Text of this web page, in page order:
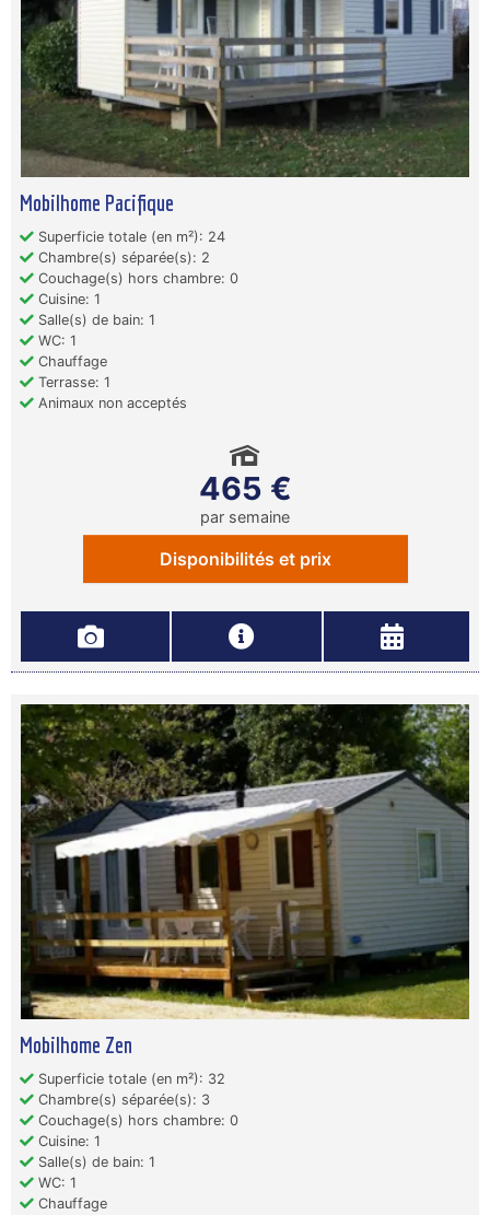
Mobilhome Pacifique
Superficie totale (en m²): 24
Chambre(s) séparée(s): 2
Couchage(s) hors chambre: 0
Cuisine: 1
Salle(s) de bain: 1
WC: 1
Chauffage
Terrasse: 1
Animaux non acceptés
465 €
par semaine
Disponibilités et prix
Mobilhome Zen
Superficie totale (en m²): 32
Chambre(s) séparée(s): 3
Couchage(s) hors chambre: 0
Cuisine: 1
Salle(s) de bain: 1
WC: 1
Chauffage